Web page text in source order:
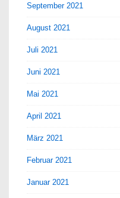
September 2021
August 2021
Juli 2021
Juni 2021
Mai 2021
April 2021
März 2021
Februar 2021
Januar 2021